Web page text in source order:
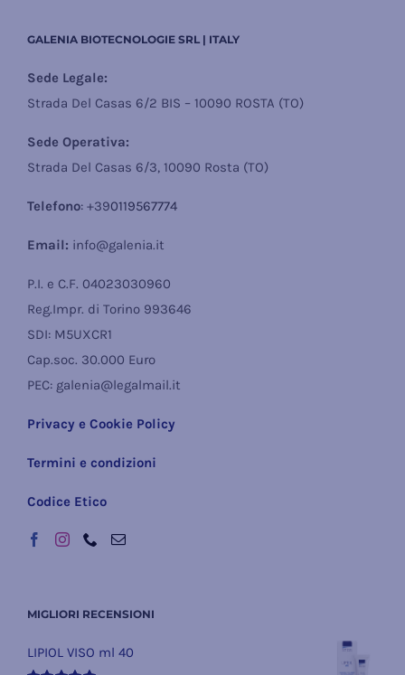
GALENIA BIOTECNOLOGIE SRL | ITALY
Sede Legale:
Strada Del Casas 6/2 BIS – 10090 ROSTA (TO)
Sede Operativa:
Strada Del Casas 6/3, 10090 Rosta (TO)
Telefono: +390119567774
Email: info@galenia.it
P.I. e C.F. 04023030960
Reg.Impr. di Torino 993646
SDI: M5UXCR1
Cap.soc. 30.000 Euro
PEC: galenia@legalmail.it
Privacy e Cookie Policy
Termini e condizioni
Codice Etico
MIGLIORI RECENSIONI
LIPIOL VISO ml 40